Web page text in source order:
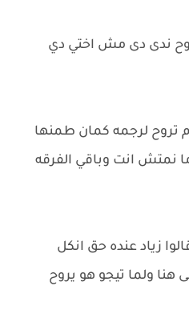
ندى دى مش اختي دي
تروح لرجمه كمان طمنها
نمتش انت وباقي الفرقه
زياد عنده حق انكل
هنا ولما تيجو هو يروح